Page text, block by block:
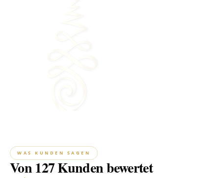
WAS KUNDEN SAGEN
Von 127 Kunden bewertet